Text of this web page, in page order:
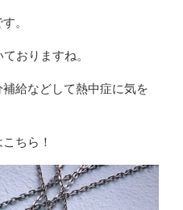
。
おりますね。
給などして熱中症に気を
ちら！